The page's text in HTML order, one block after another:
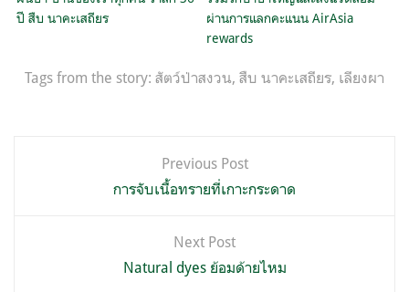
ปี สืบ นาคะเสถียร
ผ่านการแลกคะแนน AirAsia
rewards
Tags from the story: สัตว์ป่าสงวน, สืบ นาคะเสถียร, เลียงผา
Previous Post
การจับเนื้อทรายที่เกาะกระดาด
Next Post
Natural dyes ย้อมด้ายไหม